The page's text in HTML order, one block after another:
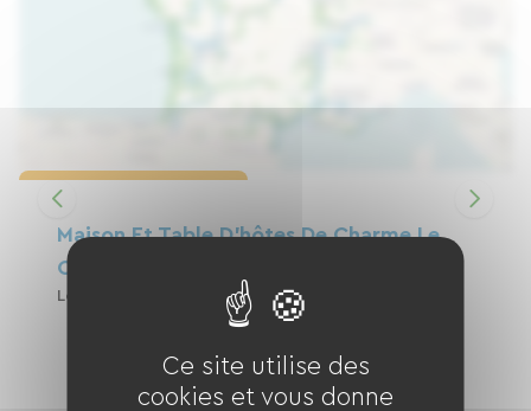
Maison Et Table D'hôtes De Charme Le
Camélia Blanc
Location De Vacances Saint-Ciers-Sur-Gironde
Charger la carte
Ce site utilise des
cookies et vous donne